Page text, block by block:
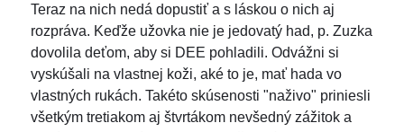
Teraz na nich nedá dopustiť a s láskou o nich aj
rozpráva. Keďže užovka nie je jedovatý had, p. Zuzka
dovolila deťom, aby si DEE pohladili. Odvážni si
vyskúšali na vlastnej koži, aké to je, mať hada vo
vlastných rukách. Takéto skúsenosti "naživo" priniesli
všetkým tretiakom aj štvrtákom nevšedný zážitok a